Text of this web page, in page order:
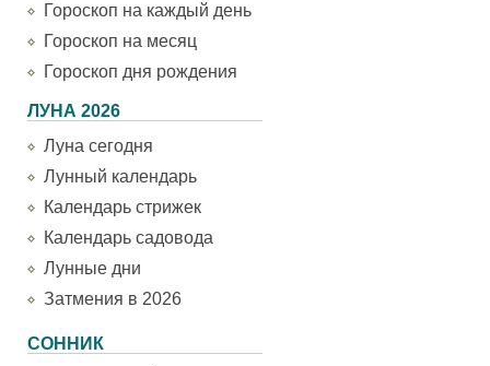
Гороскоп на каждый день
Гороскоп на месяц
Гороскоп дня рождения
ЛУНА 2026
Луна сегодня
Лунный календарь
Календарь стрижек
Календарь садовода
Лунные дни
Затмения в 2026
СОННИК